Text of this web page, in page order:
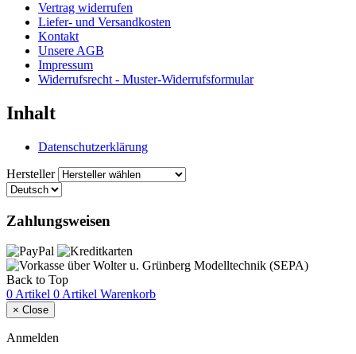
Vertrag widerrufen
Liefer- und Versandkosten
Kontakt
Unsere AGB
Impressum
Widerrufsrecht - Muster-Widerrufsformular
Inhalt
Datenschutzerklärung
Hersteller
Zahlungsweisen
Back to Top
0 Artikel 0 Artikel Warenkorb
× Close
Anmelden